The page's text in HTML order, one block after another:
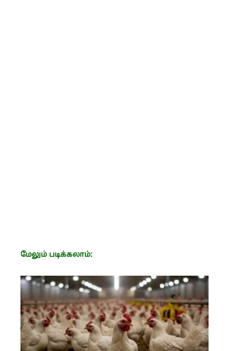
மேலும் படிக்கலாம்: